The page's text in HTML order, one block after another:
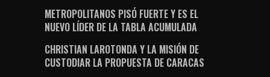
METROPOLITANOS PISÓ FUERTE Y ES EL
NUEVO LÍDER DE LA TABLA ACUMULADA
CHRISTIAN LAROTONDA Y LA MISIÓN DE
CUSTODIAR LA PROPUESTA DE CARACAS